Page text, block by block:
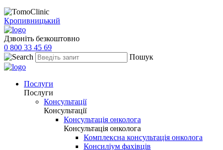
Кропивницький
Дзвоніть безкоштовно
0 800 33 45 69
Пошук
Послуги
Послуги
Консультації
Консультації
Консультація онколога
Консультація онколога
Комплексна консультація онколога
Консиліум фахівців